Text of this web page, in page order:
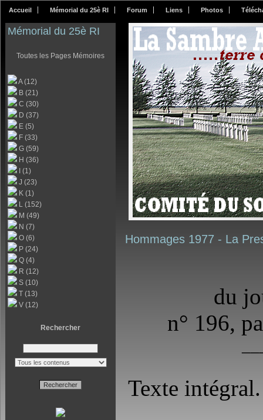
Accueil Mémorial du 25è RI Forum Liens Photos
Mémorial du 25è RI
Toutes les Pages Mémoires
A (12)
B (21)
C (30)
D (37)
E (5)
F (33)
G (59)
H (36)
I (1)
J (23)
K (1)
L (152)
M (49)
N (7)
O (6)
P (24)
Q (4)
R (12)
S (10)
T (13)
V (12)
Rechercher
Hommages 1977 - La
du
n° 196,
Texte intégral.